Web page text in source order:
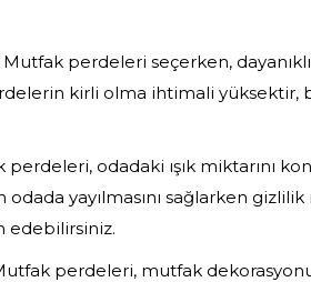
Mutfak perdeleri seçerken,
kirli olma ihtimali
odadaki ışık miktarını
odada yayılmasını sağlarken
edebilirsiniz.
perdeleri, mutfak